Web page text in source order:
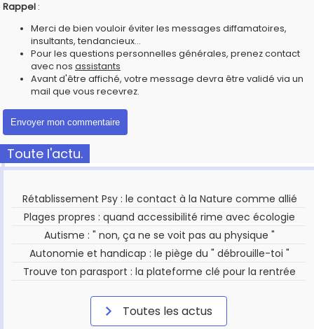
Rappel :
Merci de bien vouloir éviter les messages diffamatoires,
insultants, tendancieux...
Pour les questions personnelles générales, prenez contact
avec nos assistants
Avant d'être affiché, votre message devra être validé via un
mail que vous recevrez.
Toute l'actu.
Rétablissement Psy : le contact à la Nature comme allié
Plages propres : quand accessibilité rime avec écologie
Autisme : " non, ça ne se voit pas au physique "
Autonomie et handicap : le piège du " débrouille-toi "
Trouve ton parasport : la plateforme clé pour la rentrée
Toutes les actus